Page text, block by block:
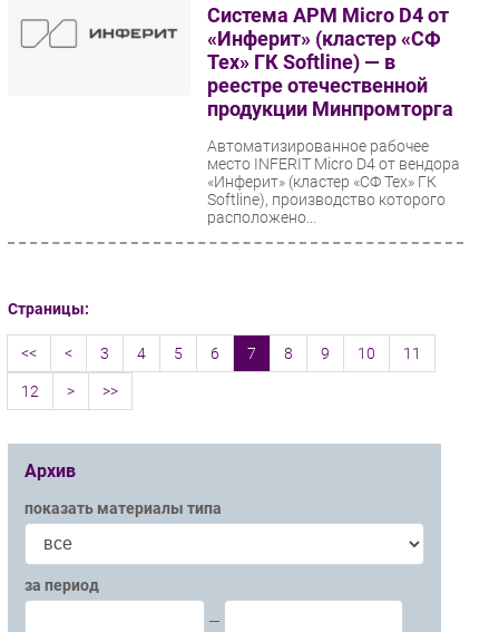
Система АРМ Micro D4 от
«Инферит» (кластер «СФ
Тех» ГК Softline) — в
реестре отечественной
продукции Минпромторга
Автоматизированное рабочее
место INFERIT Micro D4 от вендора
«Инферит» (кластер «СФ Тех» ГК
Softline), производство которого
расположено...
Страницы:
<< < 3 4 5 6 7 8 9 10 11
12 > >>
Архив
показать материалы типа
за период
—